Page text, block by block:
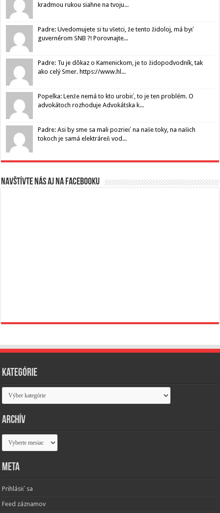
kradmou rukou siahne na tvoju...
Padre: Uvedomujete si tu všetci, že tento židoloj, má byť
guvernérom SNB ?! Porovnajte...
Padre: Tu je dôkaz o Kamenickom, je to židopodvodník, tak
ako celý Smer. https://www.hl...
Popelka: Lenže nemá to kto urobiť, to je ten problém. O
advokátoch rozhoduje Advokátska k...
Padre: Asi by sme sa mali pozrieť na naše toky, na našich
tokoch je samá elektráreň vod...
Navštívte nás aj na Facebooku
Kategórie
Kategórie
Archív
Archív
Meta
Prihlásiť sa
Feed záznamov